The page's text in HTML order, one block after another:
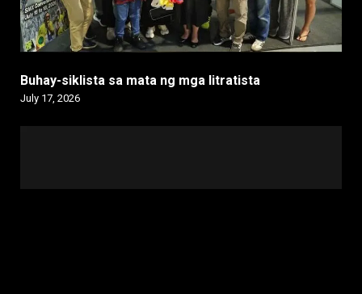
Buhay-siklista sa mata ng mga litratista
July 17, 2026